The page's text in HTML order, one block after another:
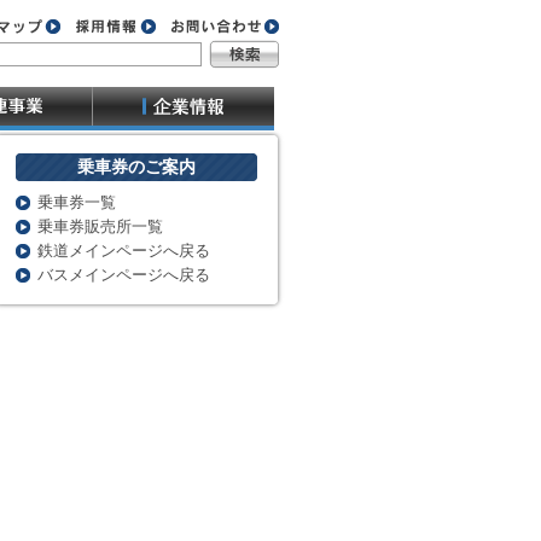
乗車券のご案内
乗車券一覧
乗車券販売所一覧
鉄道メインページへ戻る
バスメインページへ戻る